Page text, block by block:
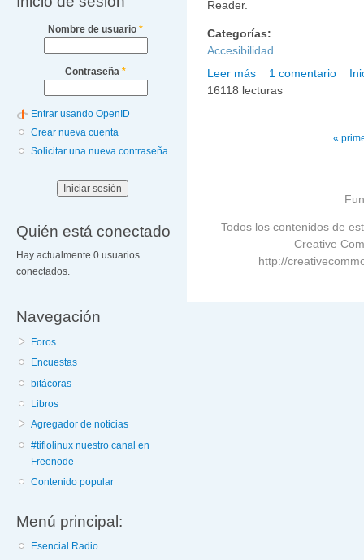
Nombre de usuario *
Contraseña *
Entrar usando OpenID
Crear nueva cuenta
Solicitar una nueva contraseña
Quién está conectado
Hay actualmente 0 usuarios
conectados.
Navegación
Foros
Encuestas
bitácoras
Libros
Agregador de noticias
#tiflolinux nuestro canal en
Freenode
Contenido popular
Menú principal:
Esencial Radio
Reader.
Categorías:
Accesibilidad
Leer más sobre Adobe Reader 7
1 comentario
16118 lecturas
«
Todos los contenidos de
Creative
http://